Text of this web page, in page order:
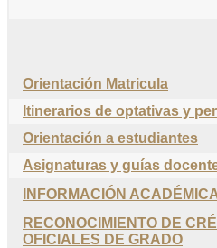
Orientación Matricula
Itinerarios de optativas y
Orientación a estudiantes
Asignaturas y guías
INFORMACIÓN
RECONOCIMIENTO DE
OFICIALES DE GRADO